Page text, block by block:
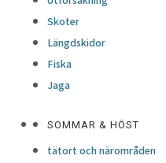
Skoter
Längdskidor
Fiska
Jaga
SOMMAR & HÖST
tätort och närområden